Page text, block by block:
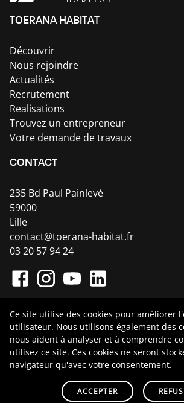
Ce site utilise des cookies pour améliorer
utilisateur. Nous utilisons également des
nous aident à analyser et à comprendre
utilisez ce site. Ces cookies ne seront
navigateur qu'avec votre consentement.
ACCEPTER
TOERANA HABITAT
Découvrir
Nous rejoindre
Actualités
Recrutement
Realisations
Trouvez un entrepreneur
Votre demande de travaux
CONTACT
235 Bd Paul Painlevé
59000
Lille
contact@toerana-habitat.fr
03 20 57 94 24
Toerana Habitat ©2026- Site
Promatec Digital
Mentions Légales CGV -